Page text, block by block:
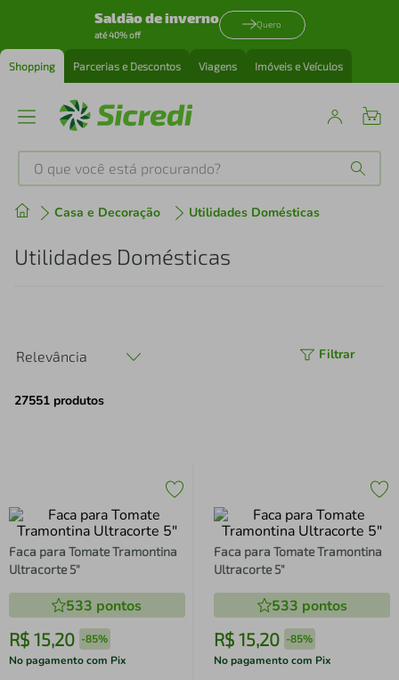
Saldão de inverno
até 40% off
Quero
Shopping Parcerias e Descontos Viagens Imóveis e Veículos
O que você está procurando?
Casa e Decoração Utilidades Domésticas
Utilidades Domésticas
Relevância Filtrar
27551 produtos
Faca para Tomate Tramontina
Ultracorte 5"
533 pontos
R$ 15,20 -85%
No pagamento com Pix
Faca para Tomate Tramontina
Ultracorte 5"
533 pontos
R$ 15,20 -85%
No pagamento com Pix
Produtos mais buscados
1º tenis
º perfume
4 º air fryer